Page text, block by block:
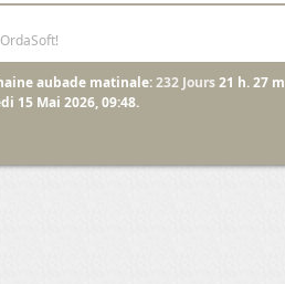
aubade matinale: 232 Jours 21 h. 27
15 Mai 2026, 09:48.